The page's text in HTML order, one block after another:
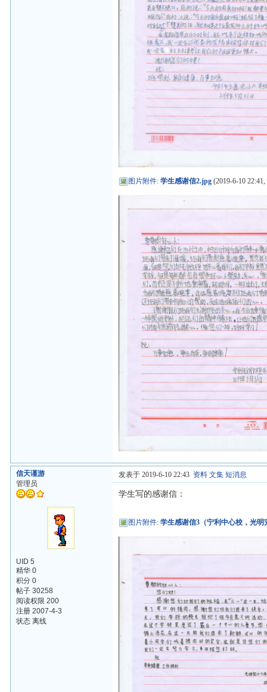
图片附件:学生感谢信2.jpg (2019-6-10
信天谨游
管理员
UID 5
精华 0
积分 0
帖子 30258
阅读权限 200
注册 2007-4-3
状态 离线
发表于 2019-6-10 22:43 资料 文集 短消息
学生写的感谢信：
图片附件:学生感谢信3（宁利中心校，光明